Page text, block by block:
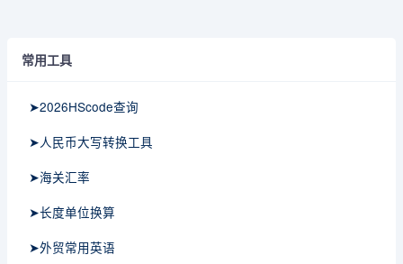
常用工具
➤2026HScode查询
➤人民币大写转换工具
➤海关汇率
➤长度单位换算
➤外贸常用英语